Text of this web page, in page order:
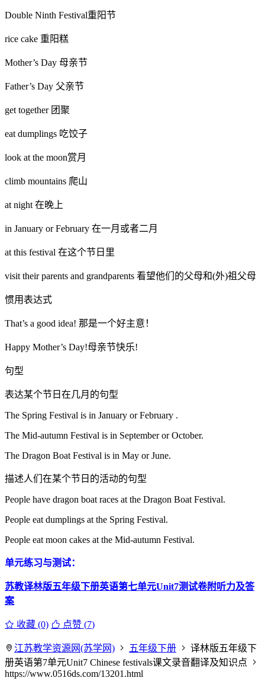
Double Ninth Festival重阳节
rice cake 重阳糕
Mother’s Day 母亲节
Father’s Day 父亲节
get together 团聚
eat dumplings 吃饺子
look at the moon赏月
climb mountains 爬山
at night 在晚上
in January or February 在一月或者二月
at this festival 在这个节日里
visit their parents and grandparents 看望他们的父母和(外)祖父母
惯用表达式
That’s a good idea! 那是一个好主意！
Happy Mother’s Day!母亲节快乐!
句型
表达某个节日在几月的句型
The Spring Festival is in January or February .
The Mid-autumn Festival is in September or October.
The Dragon Boat Festival is in May or June.
描述人们在某个节日的活动的句型
People have dragon boat races at the Dragon Boat Festival.
People eat dumplings at the Spring Festival.
People eat moon cakes at the Mid-autumn Festival.
单元练习与测试：
苏教译林版五年级下册英语第七单元Unit7测试卷附听力及答
案
收藏 (0) 点赞 (7)
江苏教学资源网(苏学网) 五年级下册
译林版五年级下
册英语第7单元Unit7 Chinese festivals课文录音翻译及知识点
https://www.0516ds.com/13201.html